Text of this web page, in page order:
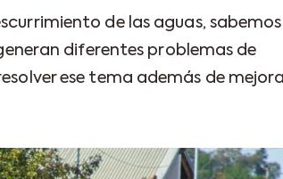
de las aguas, sabemos
diferentes problemas de
ese tema además de